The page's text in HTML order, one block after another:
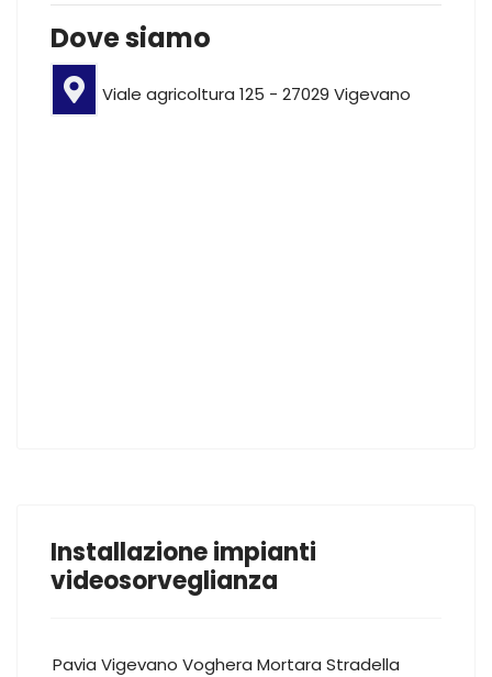
Dove siamo
Viale agricoltura 125 - 27029 Vigevano
Installazione impianti
videosorveglianza
Pavia Vigevano Voghera Mortara Stradella